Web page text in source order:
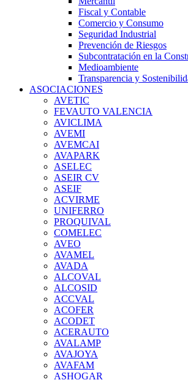
Fiscal y Contable
Comercio y Consumo
Seguridad Industrial
Prevención de Riesgos
Subcontratación en la
Medioambiente
Transparencia y
ASOCIACIONES
AVETIC
FEVAUTO VALENCIA
AVICLIMA
AVEMI
AVEMCAI
AVAPARK
ASELEC
ASEIR CV
ASEIF
ACVIRME
UNIFERRO
PROQUIVAL
COMELEC
AVEO
AVAMEL
AVADA
ALCOVAL
ALCOSID
ACCVAL
ACOFER
ACODET
ACERAUTO
AVALAMP
AVAJOYA
AVAFAM
ASHOGAR